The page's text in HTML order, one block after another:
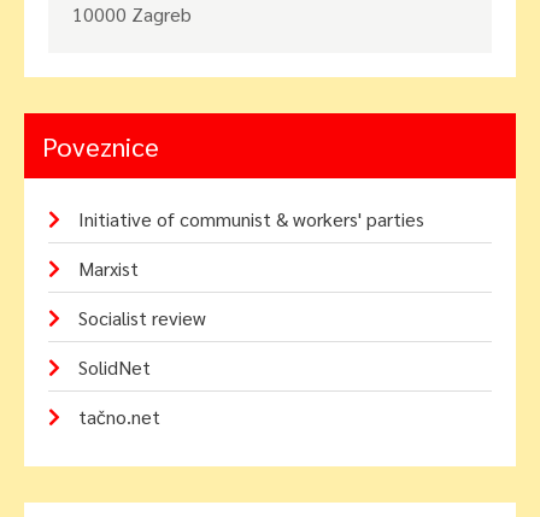
10000 Zagreb
Poveznice
Initiative of communist & workers' parties
Marxist
Socialist review
SolidNet
tačno.net